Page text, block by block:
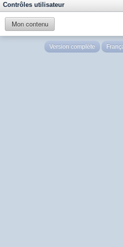
Contrôles utilisateur
Mon contenu
Version complète